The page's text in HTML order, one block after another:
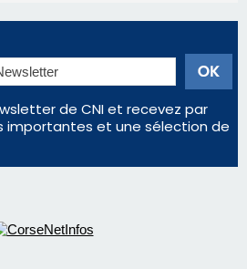
corsenetinfos